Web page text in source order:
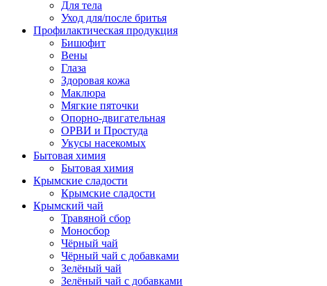
Для тела
Уход для/после бритья
Профилактическая продукция
Бишофит
Вены
Глаза
Здоровая кожа
Маклюра
Мягкие пяточки
Опорно-двигательная
ОРВИ и Простуда
Укусы насекомых
Бытовая химия
Бытовая химия
Крымские сладости
Крымские сладости
Крымский чай
Травяной сбор
Моносбор
Чёрный чай
Чёрный чай с добавками
Зелёный чай
Зелёный чай с добавками